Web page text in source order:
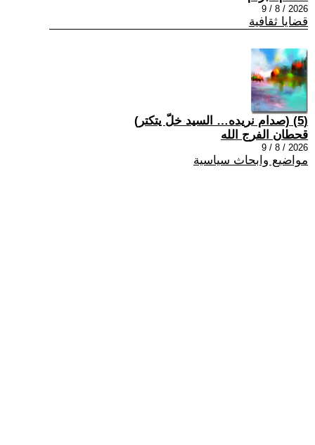
2026 / 8 / 9
قضايا ثقافية
(5) (صدام نريده… السيد خلّ يتكتر)
قحطان الفرج الله
2026 / 8 / 9
مواضيع وابحاث سياسية